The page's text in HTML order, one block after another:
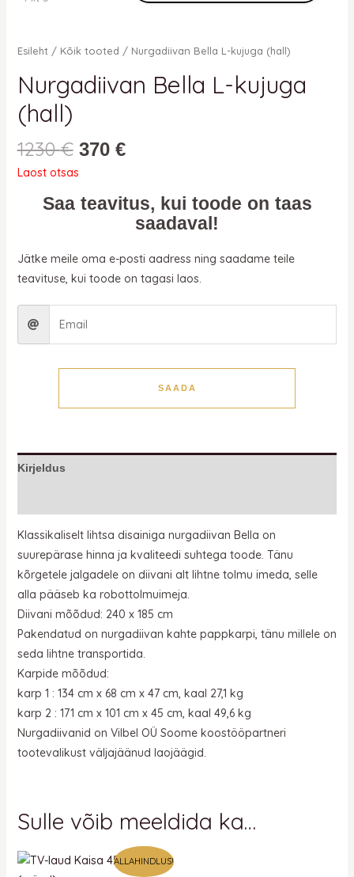
Esileht / Kõik tooted / Nurgadiivan Bella L-kujuga (hall)
Nurgadiivan Bella L-kujuga
(hall)
1230€ 370 €
Laost otsas
Saa teavitus, kui toode on taas
saadaval!
Jätke meile oma e-posti aadress ning saadame teile
teavituse, kui toode on tagasi laos.
SAADA
Kirjeldus
Klassikaliselt lihtsa disainiga nurgadiivan Bella on
suurepärase hinna ja kvaliteedi suhtega toode. Tänu
kõrgetele jalgadele on diivani alt lihtne tolmu imeda, selle
alla pääseb ka robottolmuimeja.
Diivani mõõdud: 240 x 185 cm
Pakendatud on nurgadiivan kahte pappkarpi, tänu millele on
seda lihtne transportida.
Karpide mõõdud:
karp 1 : 134 cm x 68 cm x 47 cm, kaal 27,1 kg
karp 2 : 171 cm x 101 cm x 45 cm, kaal 49,6 kg
Nurgadiivanid on Vilbel OÜ Soome koostööpartneri
tootevalikust väljajäänud laojäägid.
Sulle võib meeldida ka…
ALLAHINDLUS!